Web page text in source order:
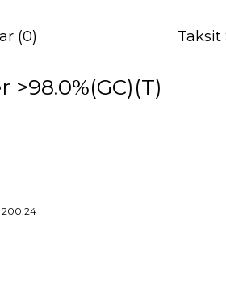
(0) Taksit
200.24